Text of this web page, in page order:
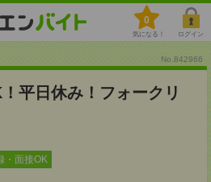
0
気になる！ ログイン
No.842966
平日休み！フォークリ
・面接OK